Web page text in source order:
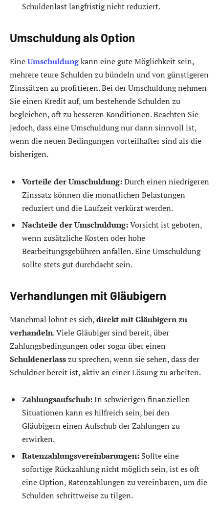
Schuldenlast langfristig nicht reduziert.
Umschuldung als Option
EineUmschuldungkann eine gute Möglichkeit sein,
mehrere teure Schulden zu bündeln und von günstigeren
Zinssätzen zu profitieren. Bei der Umschuldung nehmen
Sie einen Kredit auf, um bestehende Schulden zu
begleichen, oft zu besseren Konditionen. Beachten Sie
jedoch, dass eine Umschuldung nur dann sinnvoll ist,
wenn die neuen Bedingungen vorteilhafter sind als die
bisherigen.
Vorteile der Umschuldung:Durch einen niedrigeren
Zinssatz können die monatlichen Belastungen
reduziert und die Laufzeit verkürzt werden.
Nachteile der Umschuldung:Vorsicht ist geboten,
wenn zusätzliche Kosten oder hohe
Bearbeitungsgebühren anfallen. Eine Umschuldung
sollte stets gut durchdacht sein.
Verhandlungen mit Gläubigern
Manchmal lohnt es sich,direkt mit Gläubigern zu
verhandeln. Viele Gläubiger sind bereit, über
Zahlungsbedingungen oder sogar über einen
Schuldenerlasszu sprechen, wenn sie sehen, dass der
Schuldner bereit ist, aktiv an einer Lösung zu arbeiten.
Zahlungsaufschub:In schwierigen finanziellen
Situationen kann es hilfreich sein, bei den
Gläubigern einen Aufschub der Zahlungen zu
erwirken.
Ratenzahlungsvereinbarungen: Sollte eine
sofortige Rückzahlung nicht möglich sein, ist es oft
eine Option, Ratenzahlungen zu vereinbaren, um die
Schulden schrittweise zu tilgen.